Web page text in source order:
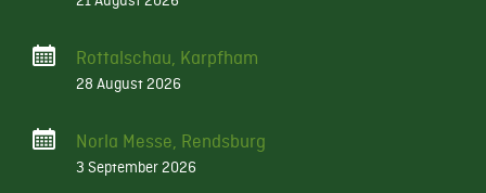
Rottalschau, Karpfham
28 August 2026
Norla Messe, Rendsburg
3 September 2026